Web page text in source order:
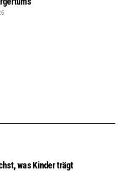
was Kinder trägt